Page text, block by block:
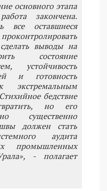
основного этапа
закончена.
все оставшиеся
выводы на
состояние
устойчивость
и готовность
экстремальным
бедствие
но его
существенно
должен стать
аудита
промышленных
- полагает